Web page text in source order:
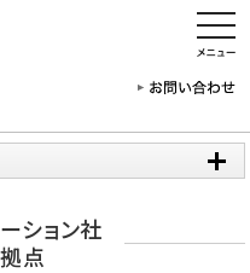
ション社
点